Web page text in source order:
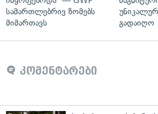
სამართლებრივ ზომებს
მიმართავს
გადაიღო
კომენტარები